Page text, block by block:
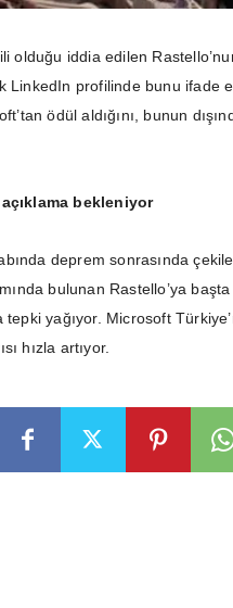
olduğu iddia edilen
LinkedIn profilinde bunu ifade
ödül aldığını, bunun
bekleniyor
deprem sonrasında
bulunan Rastello’ya
tepki yağıyor. Microsoft
hızla artıyor.